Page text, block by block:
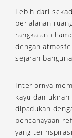
Lebih dari
perjalanan
rangkaian
dengan
sejarah
Interiornya
kayu dan
dipadukan
pencahayaan
yang